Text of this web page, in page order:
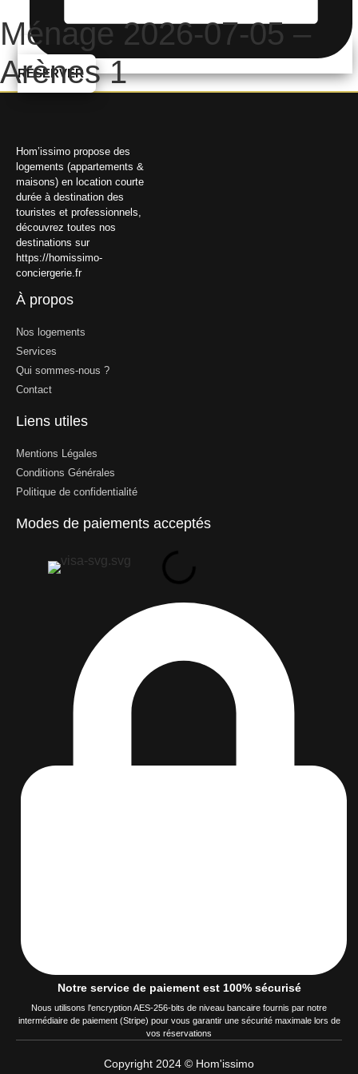
RÉSERVER
Ménage 2026-07-05 –
Arènes 1
Hom’issimo propose des
logements (appartements &
maisons) en location courte
durée à destination des
touristes et professionnels,
découvrez toutes nos
destinations sur
https://homissimo-
conciergerie.fr
À propos
Nos logements
Services
Qui sommes-nous ?
Contact
Liens utiles
Mentions Légales
Conditions Générales
Politique de confidentialité
Modes de paiements acceptés
Notre service de paiement est 100% sécurisé
Nous utilisons l'encryption AES-256-bits de niveau bancaire fournis par notre
intermédiaire de paiement (Stripe) pour vous garantir une sécurité maximale lors de
vos réservations
Copyright 2024 © Hom'issimo